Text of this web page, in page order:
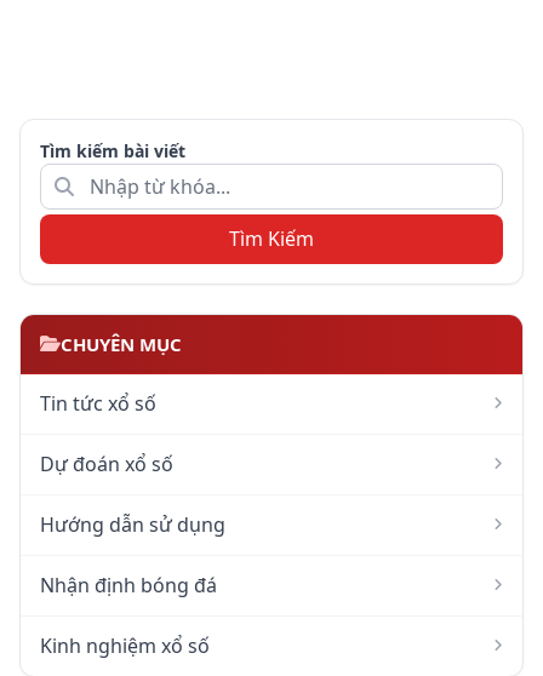
Tìm kiếm bài viết
Tìm Kiếm
CHUYÊN MỤC
Tin tức xổ số
Dự đoán xổ số
Hướng dẫn sử dụng
Nhận định bóng đá
Kinh nghiệm xổ số